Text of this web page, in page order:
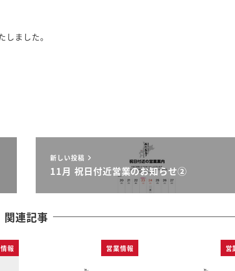
ました。
新しい投稿
11月 祝日付近営業のお知らせ②
関連記事
報 営業情報 営